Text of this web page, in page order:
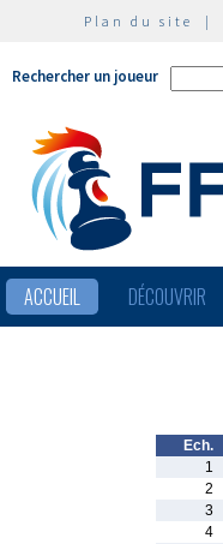
Plan du site |
Rechercher un joueur
ACCUEIL DÉCOUVRIR
Ech.
1
2
3
4